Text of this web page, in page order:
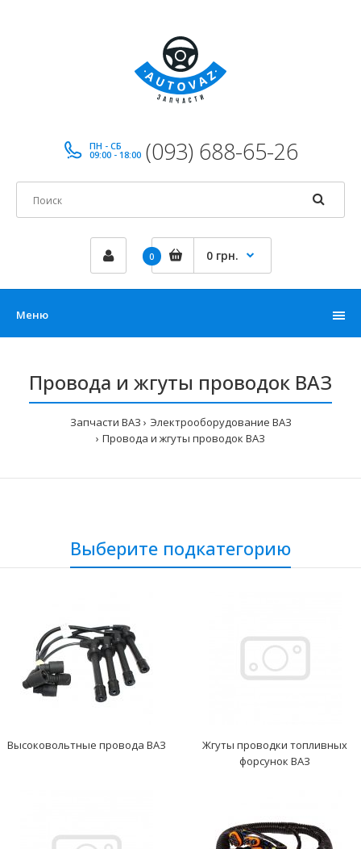
ПН - СБ
09:00 - 18:00 (093) 688-65-26
0 0 грн.
Меню
Провода и жгуты проводок ВАЗ
Запчасти ВАЗ
Электрооборудование ВАЗ
Провода и жгуты проводок ВАЗ
Выберите подкатегорию
Высоковольтные провода ВАЗ
Жгуты проводки топливных
форсунок ВАЗ